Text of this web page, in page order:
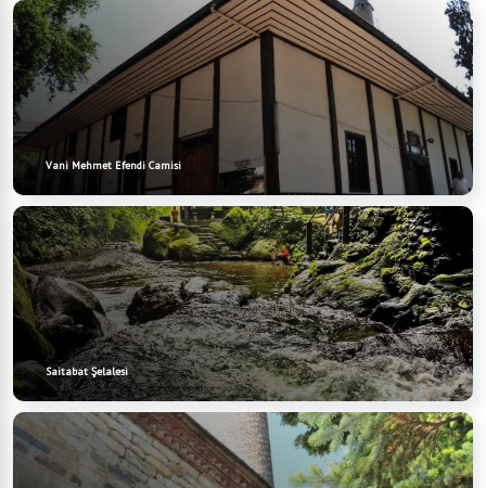
Vani Mehmet Efendi Camisi
Saitabat Şelalesi